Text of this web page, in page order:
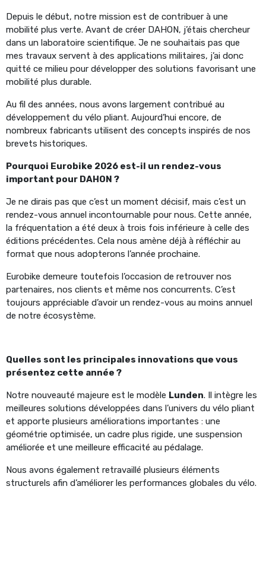
Depuis le début, notre mission est de contribuer à une
mobilité plus verte. Avant de créer DAHON, j’étais chercheur
dans un laboratoire scientifique. Je ne souhaitais pas que
mes travaux servent à des applications militaires, j’ai donc
quitté ce milieu pour développer des solutions favorisant une
mobilité plus durable.
Au fil des années, nous avons largement contribué au
développement du vélo pliant. Aujourd’hui encore, de
nombreux fabricants utilisent des concepts inspirés de nos
brevets historiques.
Pourquoi Eurobike 2026 est-il un rendez-vous
important pour DAHON ?
Je ne dirais pas que c’est un moment décisif, mais c’est un
rendez-vous annuel incontournable pour nous. Cette année,
la fréquentation a été deux à trois fois inférieure à celle des
éditions précédentes. Cela nous amène déjà à réfléchir au
format que nous adopterons l’année prochaine.
Eurobike demeure toutefois l’occasion de retrouver nos
partenaires, nos clients et même nos concurrents. C’est
toujours appréciable d’avoir un rendez-vous au moins annuel
de notre écosystème.
Quelles sont les principales innovations que vous
présentez cette année ?
Notre nouveauté majeure est le modèle Lunden. Il intègre les
meilleures solutions développées dans l’univers du vélo pliant
et apporte plusieurs améliorations importantes : une
géométrie optimisée, un cadre plus rigide, une suspension
améliorée et une meilleure efficacité au pédalage.
Nous avons également retravaillé plusieurs éléments
structurels afin d’améliorer les performances globales du vélo.